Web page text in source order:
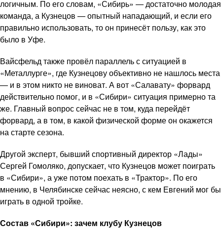
логичным. По его словам, «Сибирь» — достаточно молодая
команда, а Кузнецов — опытный нападающий, и если его
правильно использовать, то он принесёт пользу, как это
было в Уфе.
Вайсфельд также провёл параллель с ситуацией в
«Металлурге», где Кузнецову объективно не нашлось места
— и в этом никто не виноват. А вот «Салавату» форвард
действительно помог, и в «Сибири» ситуация примерно та
же. Главный вопрос сейчас не в том, куда перейдёт
форвард, а в том, в какой физической форме он окажется
на старте сезона.
Другой эксперт, бывший спортивный директор «Лады»
Сергей Гомоляко, допускает, что Кузнецов может поиграть
в «Сибири», а уже потом поехать в «Трактор». По его
мнению, в Челябинске сейчас неясно, с кем Евгений мог бы
играть в одной тройке.
Состав «Сибири»: зачем клубу Кузнецов